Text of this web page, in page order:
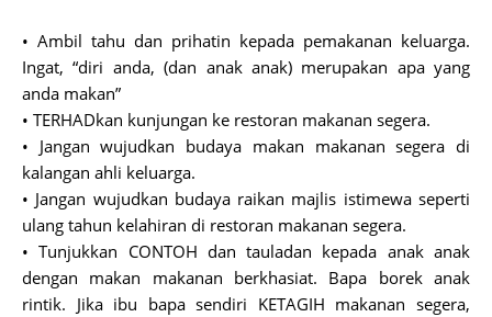
• Ambil tahu dan prihatin kepada pemakanan keluarga.
Ingat, “diri anda, (dan anak anak) merupakan apa yang
anda makan”
• TERHADkan kunjungan ke restoran makanan segera.
• Jangan wujudkan budaya makan makanan segera di
kalangan ahli keluarga.
• Jangan wujudkan budaya raikan majlis istimewa seperti
ulang tahun kelahiran di restoran makanan segera.
• Tunjukkan CONTOH dan tauladan kepada anak anak
dengan makan makanan berkhasiat. Bapa borek anak
rintik. Jika ibu bapa sendiri KETAGIH makanan segera,